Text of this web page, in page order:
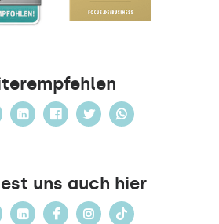
uns auch hier